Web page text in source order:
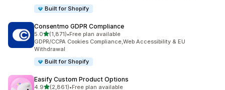
Built for Shopify
Consentmo GDPR Compliance
5.0별 5개 중
(1,871)
총 리뷰 1871개
•Free plan available
GDPR/CCPA Cookies Compliance,Web Accessibility & EU
Withdrawal
Built for Shopify
Easify Custom Product Options
4.9별 5개 중
(2,861)•Free plan available